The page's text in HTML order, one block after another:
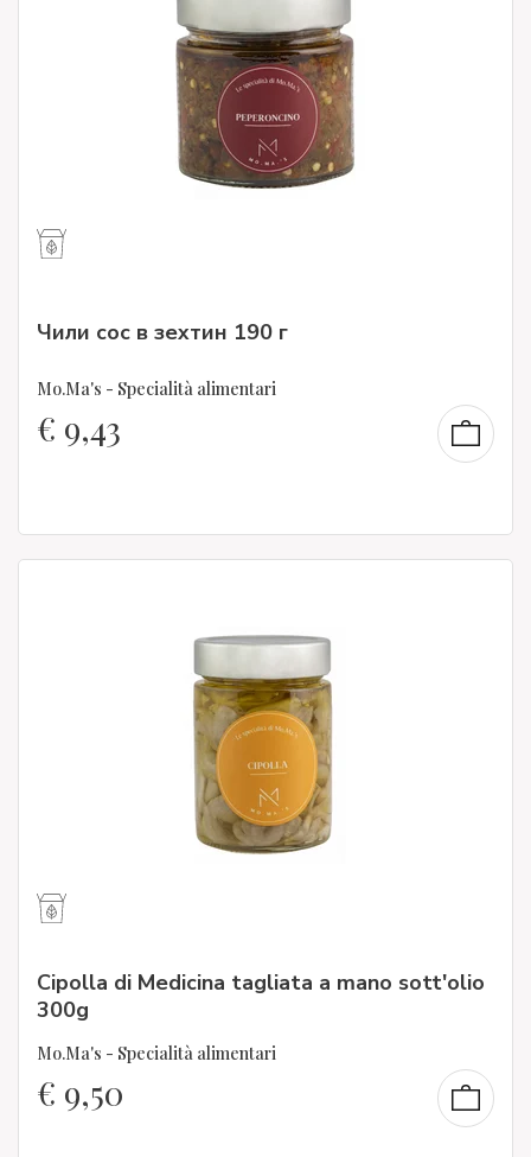
Чили сос в зехтин 190 г
Mo.Ma's - Specialità alimentari
€ 9,43
Cipolla di Medicina tagliata a mano sott'olio
300g
Mo.Ma's - Specialità alimentari
€ 9,50